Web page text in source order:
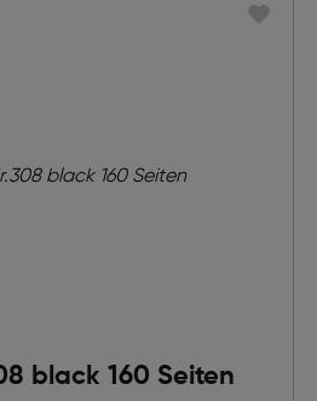
black 160 Seiten